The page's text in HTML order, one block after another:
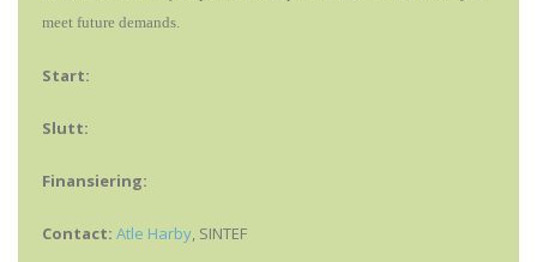
meet future demands.
Start:
Slutt:
Finansiering:
Contact: Atle Harby, SINTEF